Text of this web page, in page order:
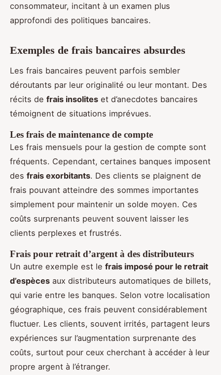
consommateur, incitant à un examen plus
approfondi des politiques bancaires.
Exemples de frais bancaires absurdes
Les frais bancaires peuvent parfois sembler
déroutants par leur originalité ou leur montant. Des
récits de frais insolites et d’anecdotes bancaires
témoignent de situations imprévues.
Les frais de maintenance de compte
Les frais mensuels pour la gestion de compte sont
fréquents. Cependant, certaines banques imposent
des frais exorbitants. Des clients se plaignent de
frais pouvant atteindre des sommes importantes
simplement pour maintenir un solde moyen. Ces
coûts surprenants peuvent souvent laisser les
clients perplexes et frustrés.
Frais pour retrait d’argent à des distributeurs
Un autre exemple est le frais imposé pour le retrait
d’espèces aux distributeurs automatiques de billets,
qui varie entre les banques. Selon votre localisation
géographique, ces frais peuvent considérablement
fluctuer. Les clients, souvent irrités, partagent leurs
expériences sur l’augmentation surprenante des
coûts, surtout pour ceux cherchant à accéder à leur
propre argent à l’étranger.